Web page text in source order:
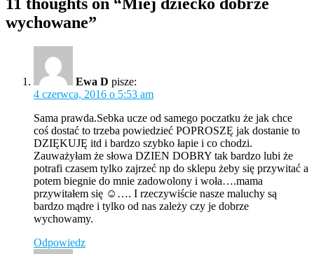
wychowane”
Ewa D pisze:
4 czerwca, 2016 o 5:53 am
Sama prawda.Sebka ucze od samego poczatku że jak chce
coś dostać to trzeba powiedzieć POPROSZĘ jak dostanie to
DZIĘKUJĘ itd i bardzo szybko łapie i co chodzi.
Zauważyłam że słowa DZIEN DOBRY tak bardzo lubi że
potrafi czasem tylko zajrzeć np do sklepu żeby się przywitać a
potem biegnie do mnie zadowolony i woła….mama
przywitałem się ☺…. I rzeczywiście nasze maluchy są
bardzo mądre i tylko od nas zależy czy je dobrze
wychowamy.
Odpowiedz